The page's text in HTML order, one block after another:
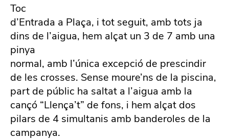
Toc
d’Entrada a Plaça, i tot seguit, amb tots ja
dins de l’aigua, hem alçat un 3 de 7 amb una
pinya
normal, amb l’única excepció de prescindir
de les crosses. Sense moure’ns de la piscina,
part de públic ha saltat a l’aigua amb la
cançó “Llença’t” de fons, i hem alçat dos
pilars de 4 simultanis amb banderoles de la
campanya.